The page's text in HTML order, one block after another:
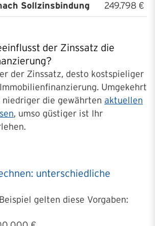
Sollzinsbindung 249.798 €
der Zinssatz die
der Zinssatz, desto kostspieliger
Umgekehrt
die gewährten aktuellen
, umso güstiger ist Ihr
unterschiedliche
gelten diese Vorgaben: